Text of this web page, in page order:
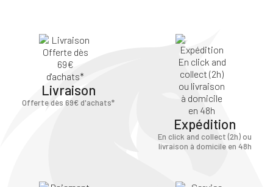
Livraison
Offerte dès 69€ d'achats*
Expédition
En click and collect (2h) ou
livraison à domicile en 48h